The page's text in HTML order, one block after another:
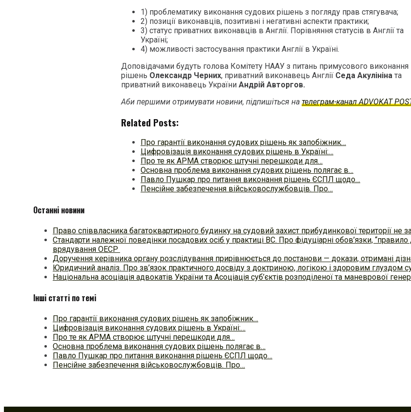
1) проблематику виконання судових рішень з погляду прав стягувача;
2) позиції виконавців, позитивні і негативні аспекти практики;
3) статус приватних виконавців в Англії. Порівняння статусів в Англії та
Україні;
4) можливості застосування практики Англії в Україні.
Доповідачами будуть голова Комітету НААУ з питань примусового виконання
рішень Олександр Черних, приватний виконавець Англії Седа Акулініна та
приватний виконавець України Андрій Авторгов.
Аби першими отримувати новини, підпишіться на телеграм-канал ADVOKAT
Related Posts:
Про гарантії виконання судових рішень як запобіжник…
Цифровізація виконання судових рішень в Україні:…
Про те як АРМА створює штучні перешкоди для…
Основна проблема виконання судових рішень полягає в…
Павло Пушкар про питання виконання рішень ЄСПЛ щодо…
Пенсійне забезпечення військовослужбовців. Про…
Останні новини
Право співвласника багатоквартирного будинку на судовий захист прибудинкової території
Стандарти належної поведінки посадових осіб у практиці ВC. Про фідуціарні обов’язки,
врядування ОЕСР
Доручення керівника органу розслідування прирівнюється до постанови — докази, отримані
Юридичний аналіз. Про зв’язок практичного досвіду з доктриною, логікою і здоровим глуздом
Національна асоціація адвокатів України та Асоціація суб’єктів розподіленої та маневрової
Інші статті по темі
Про гарантії виконання судових рішень як запобіжник…
Цифровізація виконання судових рішень в Україні:…
Про те як АРМА створює штучні перешкоди для…
Основна проблема виконання судових рішень полягає в…
Павло Пушкар про питання виконання рішень ЄСПЛ щодо…
Пенсійне забезпечення військовослужбовців. Про…